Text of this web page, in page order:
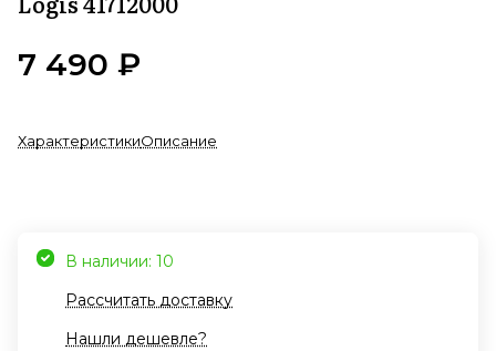
7 490 ₽
ХарактеристикиОписание
В наличии: 10
Рассчитать доставку
Нашли дешевле?